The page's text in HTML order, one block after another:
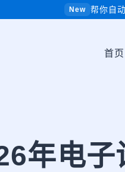
New 帮你自
首页
年电子